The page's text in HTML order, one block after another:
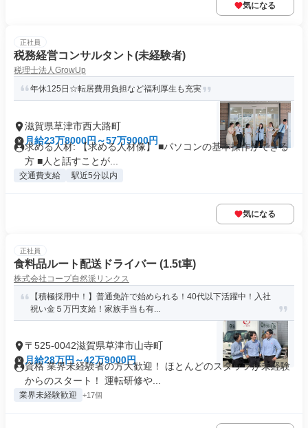
気になる
正社員
税務経営コンサルタント(未経験者)
税理士法人GrowUp
年休125日☆転居費用負担など福利厚生も充実
滋賀県草津市西大路町
月給23万8000円～57万9000円
求める人材: 【求める人材像】 ■パソコンの基本操作ができる
方 ■人と話すことが...
交通費支給 駅近5分以内
気になる
正社員
食料品ルート配送ドライバー (1.5t車)
株式会社コープ自然派リンクス
【積極採用中！】普通免許で始められる！40代以下活躍中！入社
祝い金５万円支給！家族手当も有...
〒525-0042滋賀県草津市山寺町
月給28万円～42万9000円
資格 業界未経験者の方大歓迎！ ほとんどのスタッフが未経験
からのスタート！ 運転研修や...
業界未経験歓迎 +17個